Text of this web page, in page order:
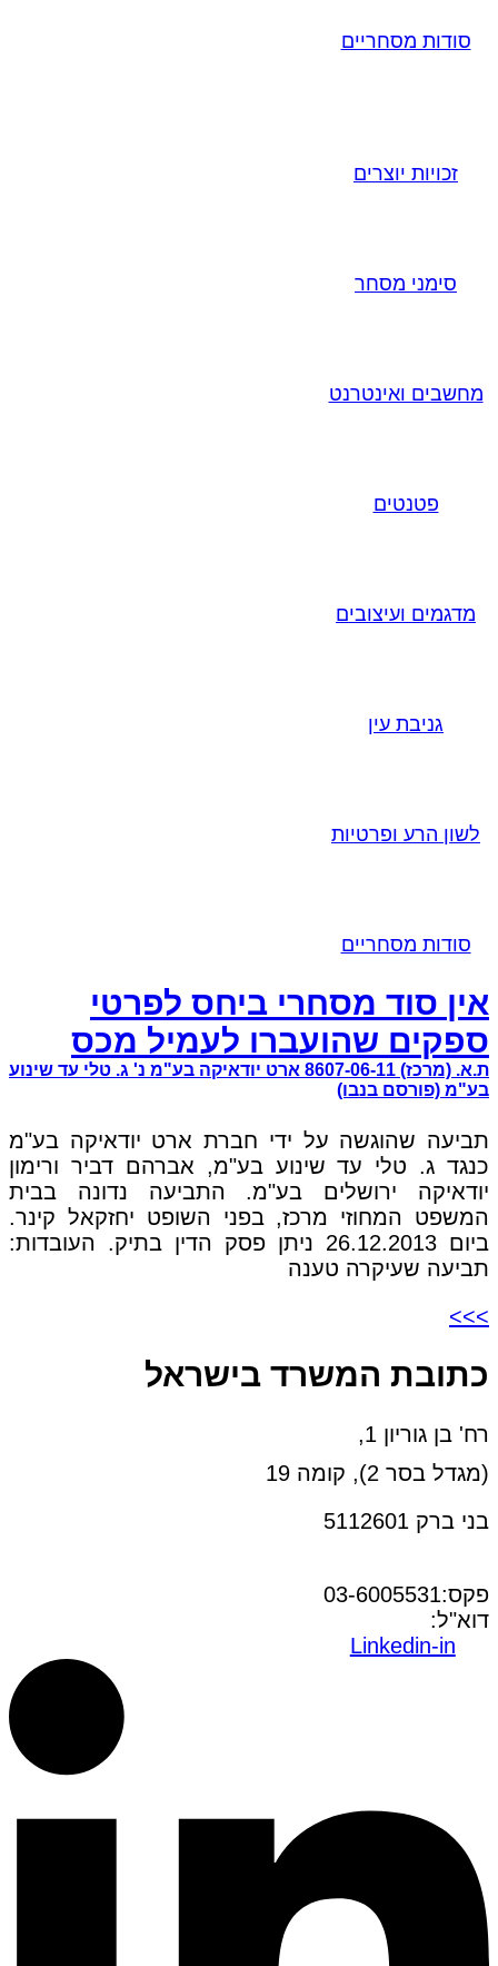
סודות מסחריים
זכויות יוצרים
סימני מסחר
מחשבים ואינטרנט
פטנטים
מדגמים ועיצובים
גניבת עין
לשון הרע ופרטיות
סודות מסחריים
אין סוד מסחרי ביחס לפרטי
ספקים שהועברו לעמיל מכס
ת.א. (מרכז) 8607-06-11 ארט יודאיקה בע"מ נ' ג. טלי עד שינוע
בע"מ (פורסם בנבו)
תביעה שהוגשה על ידי חברת ארט יודאיקה בע"מ
כנגד ג. טלי עד שינוע בע"מ, אברהם דביר ורימון
יודאיקה ירושלים בע"מ. התביעה נדונה בבית
המשפט המחוזי מרכז, בפני השופט יחזקאל קינר.
ביום 26.12.2013 ניתן פסק הדין בתיק. העובדות:
תביעה שעיקרה טענה
>>>
כתובת המשרד בישראל
רח' בן גוריון 1,
(מגדל בסר 2), קומה 19
בני ברק 5112601
פקס:03-6005531
דוא"ל:
Linkedin-in